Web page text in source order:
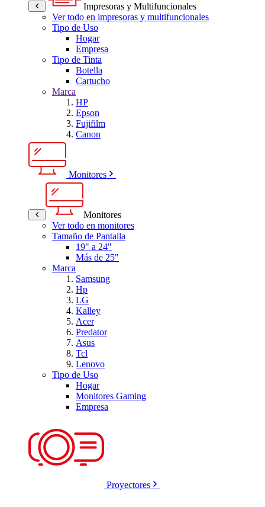
Impresoras y Multifuncionales
Ver todo en impresoras y multifuncionales
Tipo de Uso
Hogar
Empresa
Tipo de Tinta
Botella
Cartucho
Marca
HP
Epson
Fujifilm
Canon
Monitores
Monitores
Ver todo en monitores
Tamaño de Pantalla
19" a 24"
Más de 25"
Marca
Samsung
Hp
LG
Kalley
Acer
Predator
Asus
Tcl
Lenovo
Tipo de Uso
Hogar
Monitores Gaming
Empresa
Proyectores